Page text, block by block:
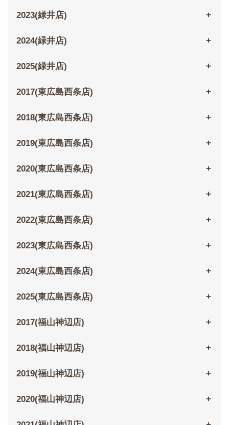
2023(緑井店)
2024(緑井店)
2025(緑井店)
2017(東広島西条店)
2018(東広島西条店)
2019(東広島西条店)
2020(東広島西条店)
2021(東広島西条店)
2022(東広島西条店)
2023(東広島西条店)
2024(東広島西条店)
2025(東広島西条店)
2017(福山神辺店)
2018(福山神辺店)
2019(福山神辺店)
2020(福山神辺店)